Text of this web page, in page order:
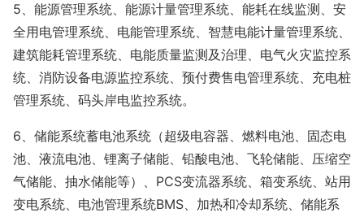
5、能源管理系统、能源计量管理系统、能耗在线监测、安
全用电管理系统、电能管理系统、智慧电能计量管理系统、
建筑能耗管理系统、电能质量监测及治理、电气火灾监控系
统、消防设备电源监控系统、预付费售电管理系统、充电桩
管理系统、码头岸电监控系统。
6、储能系统蓄电池系统（超级电容器、燃料电池、固态电
池、液流电池、锂离子储能、铅酸电池、飞轮储能、压缩空
气储能、抽水储能等）、PCS变流器系统、箱变系统、站用
变电系统、电池管理系统BMS、加热和冷却系统、储能系